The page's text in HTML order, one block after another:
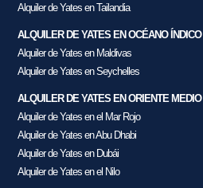
Alquiler de Yates en Tailandia
ALQUILER DE YATES EN OCÉANO ÍNDICO
Alquiler de Yates en Maldivas
Alquiler de Yates en Seychelles
ALQUILER DE YATES EN ORIENTE MEDIO
Alquiler de Yates en el Mar Rojo
Alquiler de Yates en Abu Dhabi
Alquiler de Yates en Dubái
Alquiler de Yates en el Nilo